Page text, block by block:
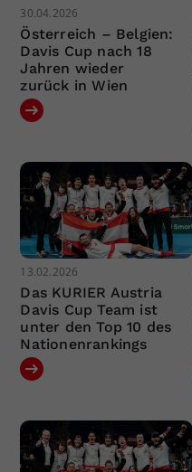
30.04.2026
Österreich – Belgien:
Davis Cup nach 18
Jahren wieder
zurück in Wien
13.02.2026
Das KURIER Austria
Davis Cup Team ist
unter den Top 10 des
Nationenrankings